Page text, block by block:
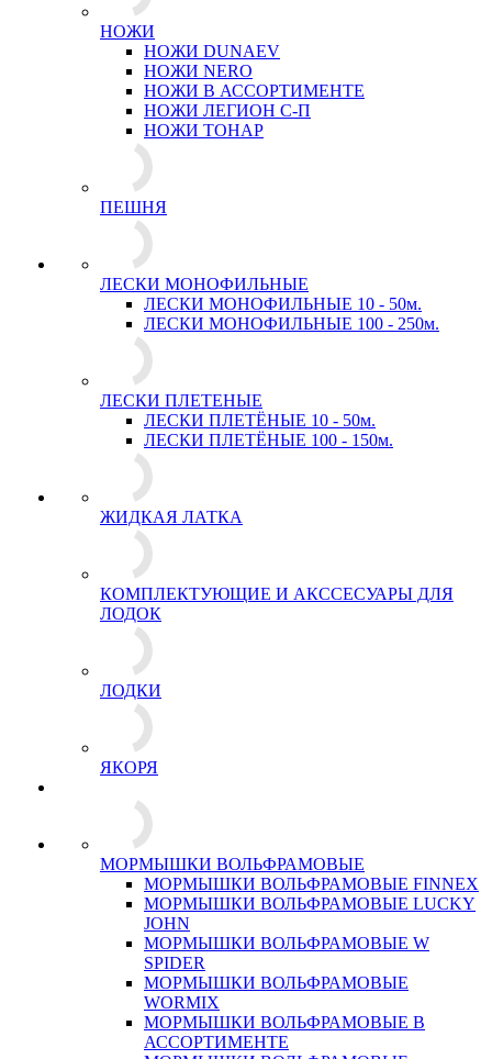
НОЖИ
НОЖИ DUNAEV
НОЖИ NERO
НОЖИ В АССОРТИМЕНТЕ
НОЖИ ЛЕГИОН С-П
НОЖИ ТОНАР
ПЕШНЯ
ЛЕСКИ МОНОФИЛЬНЫЕ
ЛЕСКИ МОНОФИЛЬНЫЕ 10 - 50м.
ЛЕСКИ МОНОФИЛЬНЫЕ 100 - 250м.
ЛЕСКИ ПЛЕТЕНЫЕ
ЛЕСКИ ПЛЕТЁНЫЕ 10 - 50м.
ЛЕСКИ ПЛЕТЁНЫЕ 100 - 150м.
ЖИДКАЯ ЛАТКА
КОМПЛЕКТУЮЩИЕ И АКССЕСУАРЫ ДЛЯ
ЛОДОК
ЛОДКИ
ЯКОРЯ
МОРМЫШКИ ВОЛЬФРАМОВЫЕ
МОРМЫШКИ ВОЛЬФРАМОВЫЕ FINNEX
МОРМЫШКИ ВОЛЬФРАМОВЫЕ LUCKY
JOHN
МОРМЫШКИ ВОЛЬФРАМОВЫЕ W
SPIDER
МОРМЫШКИ ВОЛЬФРАМОВЫЕ
WORMIX
МОРМЫШКИ ВОЛЬФРАМОВЫЕ В
АССОРТИМЕНТЕ